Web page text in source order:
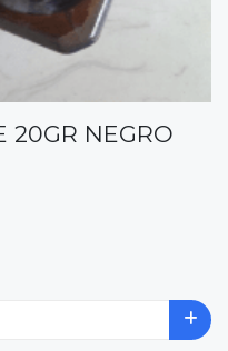
20GR NEGRO